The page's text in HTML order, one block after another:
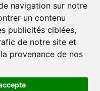
navigation sur notre
un contenu
publicités ciblées,
de notre site et
provenance de nos